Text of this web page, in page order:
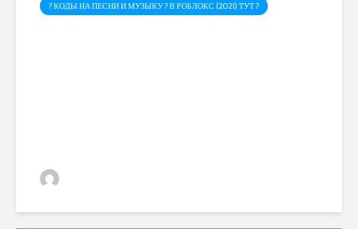
? КОДЫ НА ПЕСНИ И МУЗЫКУ ? В РОБЛОКС (2021) ТУТ ?